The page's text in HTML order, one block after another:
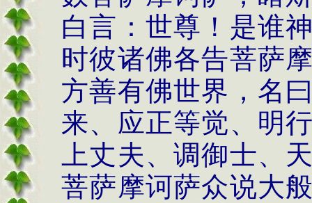
白言：世尊！是谁
时彼诸佛各告菩萨
方善有佛世界，名
来、应正等觉、明
上丈夫、调御士、
菩萨摩诃萨众说大